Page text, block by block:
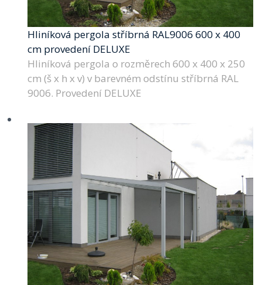
Hliníková pergola stříbrná RAL9006 600 x 400
cm provedení DELUXE
Hliníková pergola o rozměrech 600 x 400 x 250
cm (š x h x v) v barevném odstínu stříbrná RAL
9006. Provedení DELUXE